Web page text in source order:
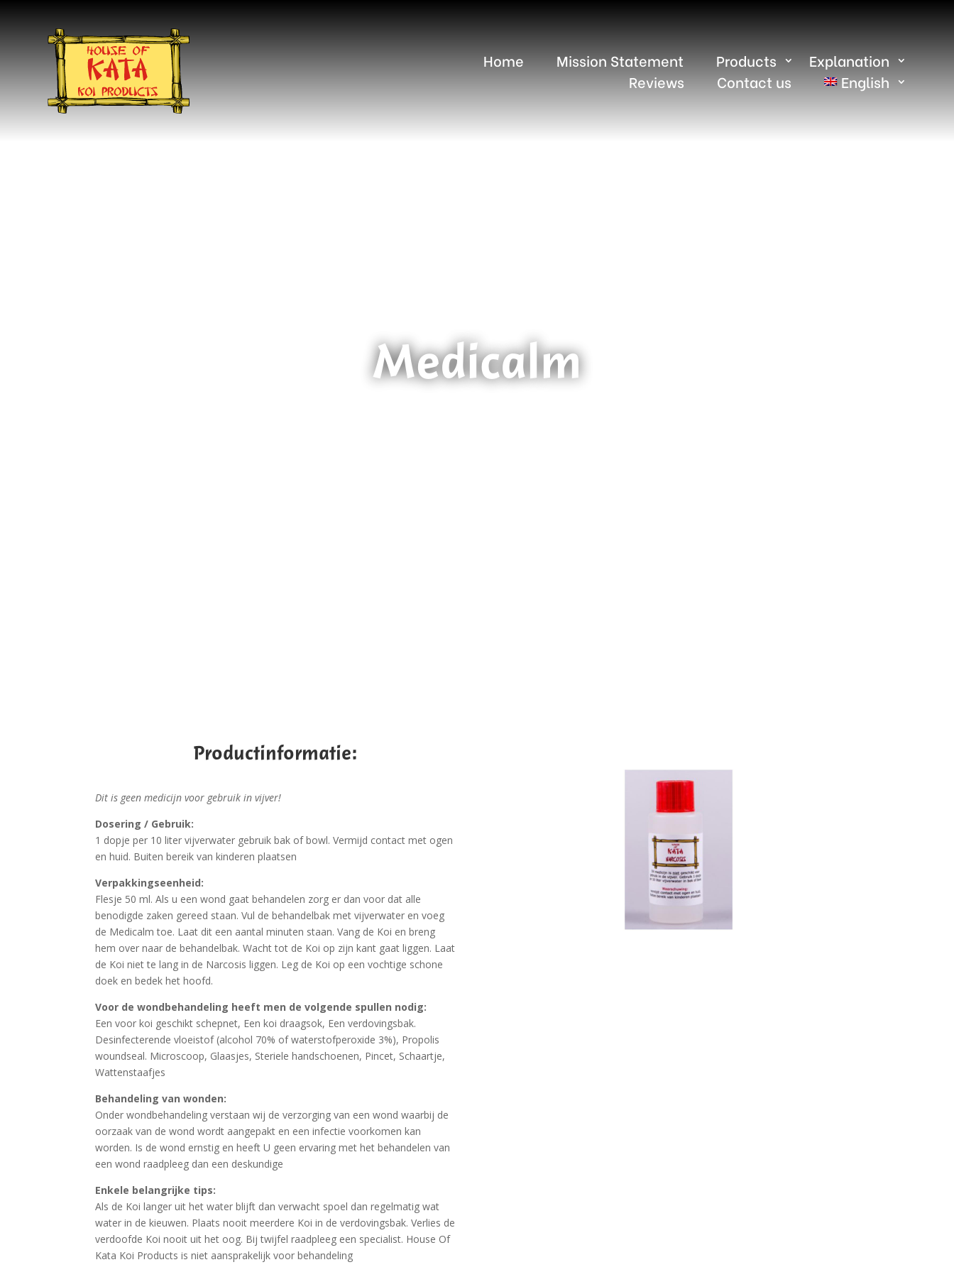
Home Mission Statement Products
Explanation
Reviews
Contact us English
Medicalm
Productinformatie:
Dit is geen medicijn voor gebruik in vijver!
Dosering / Gebruik:
1 dopje per 10 liter vijverwater gebruik bak of bowl. Vermijd contact met ogen
en huid. Buiten bereik van kinderen plaatsen
Verpakkingseenheid:
Flesje 50 ml. Als u een wond gaat behandelen zorg er dan voor dat alle
benodigde zaken gereed staan. Vul de behandelbak met vijverwater en voeg
de Medicalm toe. Laat dit een aantal minuten staan. Vang de Koi en breng
hem over naar de behandelbak. Wacht tot de Koi op zijn kant gaat liggen. Laat
de Koi niet te lang in de Narcosis liggen. Leg de Koi op een vochtige schone
doek en bedek het hoofd.
Voor de wondbehandeling heeft men de volgende spullen nodig:
Een voor koi geschikt schepnet, Een koi draagsok, Een verdovingsbak.
Desinfecterende vloeistof (alcohol 70% of waterstofperoxide 3%), Propolis
woundseal. Microscoop, Glaasjes, Steriele handschoenen, Pincet, Schaartje,
Wattenstaafjes
Behandeling van wonden:
Onder wondbehandeling verstaan wij de verzorging van een wond waarbij de
oorzaak van de wond wordt aangepakt en een infectie voorkomen kan
worden. Is de wond ernstig en heeft U geen ervaring met het behandelen van
een wond raadpleeg dan een deskundige
Enkele belangrijke tips:
Als de Koi langer uit het water blijft dan verwacht spoel dan regelmatig wat
water in de kieuwen. Plaats nooit meerdere Koi in de verdovingsbak. Verlies de
verdoofde Koi nooit uit het oog. Bij twijfel raadpleeg een specialist. House Of
Kata Koi Products is niet aansprakelijk voor behandeling